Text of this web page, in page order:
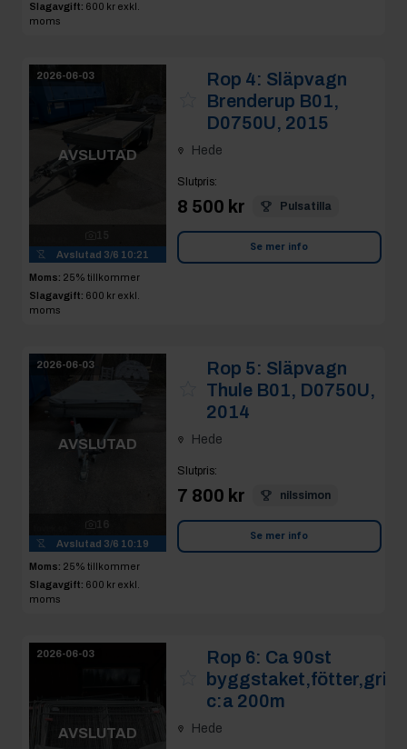
Slagavgift: 600 kr exkl.
moms
2026-06-03
AVSLUTAD
Avslutad 3/6 10:21
Moms: 25% tillkommer
Slagavgift: 600 kr exkl.
moms
Rop 4: Släpvagn
Brenderup B01,
D0750U, 2015
Hede
Slutpris:
8 500 kr Pulsatilla
Se mer info
2026-06-03
AVSLUTAD
Avslutad 3/6 10:19
Moms: 25% tillkommer
Slagavgift: 600 kr exkl.
moms
Rop 5: Släpvagn
Thule B01, D0750U,
2014
Hede
Slutpris:
7 800 kr nilssimon
Se mer info
2026-06-03
AVSLUTAD
Rop 6: Ca 90st
c:a 200m
Hede